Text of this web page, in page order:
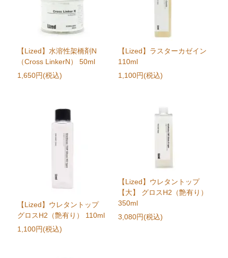
【Lized】水溶性架橋剤N
（Cross LinkerN） 50ml
1,650円(税込)
【Lized】ラスターカゼイン
110ml
1,100円(税込)
【Lized】ウレタントップ
グロスH2（艶有り） 110ml
1,100円(税込)
【Lized】ウレタントップ
【大】 グロスH2（艶有り）
350ml
3,080円(税込)